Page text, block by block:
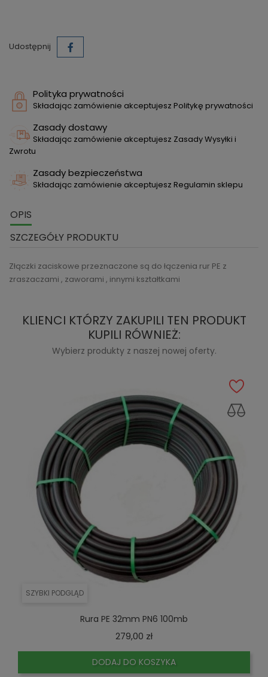
Udostępnij
Polityka prywatności
Składając zamówienie akceptujesz Politykę prywatności
Zasady dostawy
Składając zamówienie akceptujesz Zasady Wysyłki i
Zwrotu
Zasady bezpieczeństwa
Składając zamówienie akceptujesz Regulamin sklepu
OPIS
SZCZEGÓŁY PRODUKTU
Złączki zaciskowe przeznaczone są do łączenia rur PE z
zraszaczami , zaworami , innymi kształtkami
KLIENCI KTÓRZY ZAKUPILI TEN PRODUKT
KUPILI RÓWNIEŻ:
Wybierz produkty z naszej nowej oferty.
SZYBKI PODGLĄD
Rura PE 32mm PN6 100mb
279,00 złCena
DODAJ DO KOSZYKA